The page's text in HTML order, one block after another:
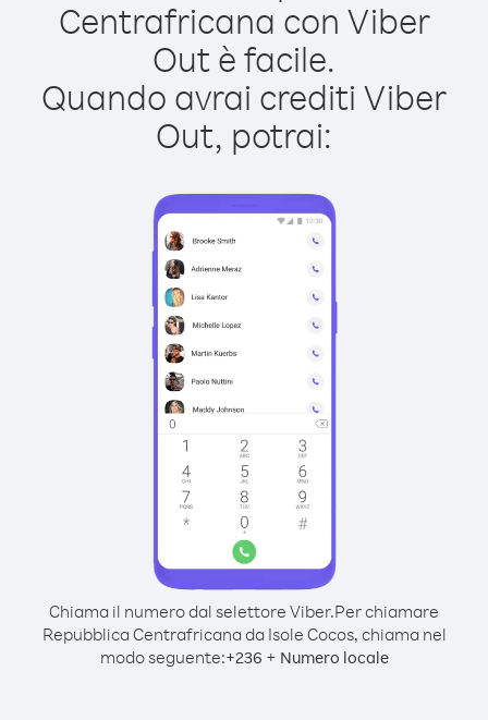
Centrafricana con Viber
Out è facile.
Quando avrai crediti Viber
Out, potrai:
Chiama il numero dal selettore Viber.Per chiamare
Repubblica Centrafricana da Isole Cocos, chiama nel
modo seguente:+236 + Numero locale